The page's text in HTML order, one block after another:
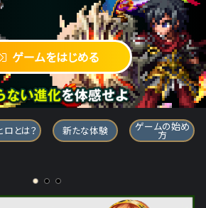
ゲームをはじめる
ンティア ヒーローズ
ロとは？ 新たな体験 ゲームの始め
方